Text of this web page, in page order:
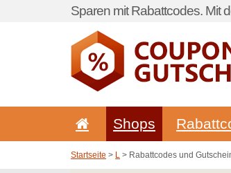
Sparen mit Rabattcodes. Mit
Shops
Startseite > L > Rabattcodes und